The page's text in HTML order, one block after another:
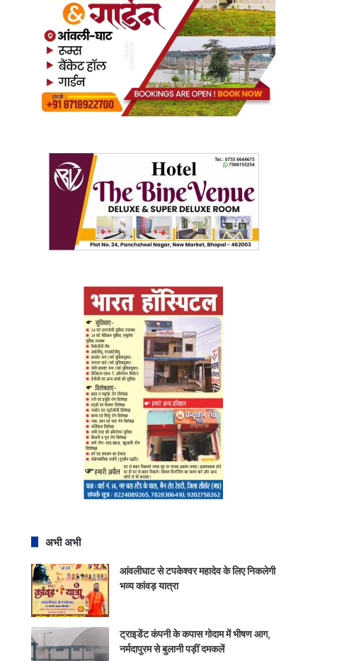
अभी अभी
आंवलीघाट से टपकेश्वर महादेव के लिए निकलेगी
भव्य कांवड़ यात्रा
ट्राइडेंट कंपनी के कपास गोदाम में भीषण आग,
नर्मदापुरम से बुलानी पड़ीं दमकलें